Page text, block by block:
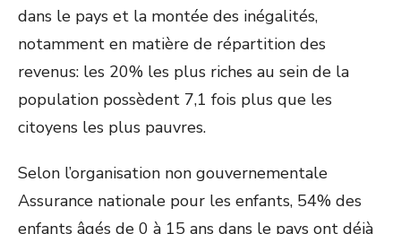
dans le pays et la montée des inégalités,
notamment en matière de répartition des
revenus: les 20% les plus riches au sein de la
population possèdent 7,1 fois plus que les
citoyens les plus pauvres.
Selon l’organisation non gouvernementale
Assurance nationale pour les enfants, 54% des
enfants âgés de 0 à 15 ans dans le pays ont déjà